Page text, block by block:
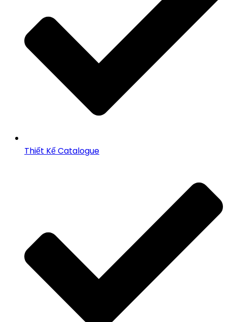
Thiết Kế Catalogue